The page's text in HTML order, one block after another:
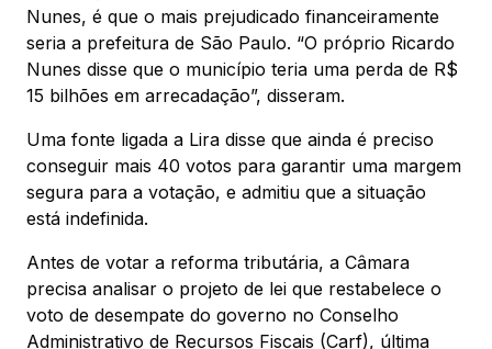
Nunes, é que o mais prejudicado financeiramente
seria a prefeitura de São Paulo. “O próprio Ricardo
Nunes disse que o município teria uma perda de R$
15 bilhões em arrecadação”, disseram.
Uma fonte ligada a Lira disse que ainda é preciso
conseguir mais 40 votos para garantir uma margem
segura para a votação, e admitiu que a situação
está indefinida.
Antes de votar a reforma tributária, a Câmara
precisa analisar o projeto de lei que restabelece o
voto de desempate do governo no Conselho
Administrativo de Recursos Fiscais (Carf), última